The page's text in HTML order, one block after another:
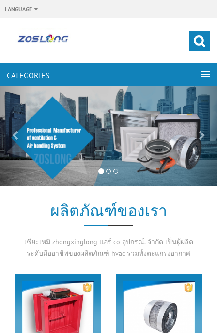
LANGUAGE
ผลิตภัณฑ์ของเรา
เซียะเหมิ zhongxinglong แอร์ co อุปกรณ์. จำกัด เป็นผู้ผลิต
ระดับมืออาชีพของผลิตภัณฑ์ hvac รวมทั้งตะแกรงอากาศ
fittings.we เองมากกว่า 20 ปีประสบการณ์ในฟิลด์นี้และเรา
สามารถใส่ ชุดผลิตภัณฑ์ทั้งหมดในระบบปรับอากาศผลิตภัณฑ์
ใด ๆ ที่สามารถปรับแต่งตามความต้องการของคุณ